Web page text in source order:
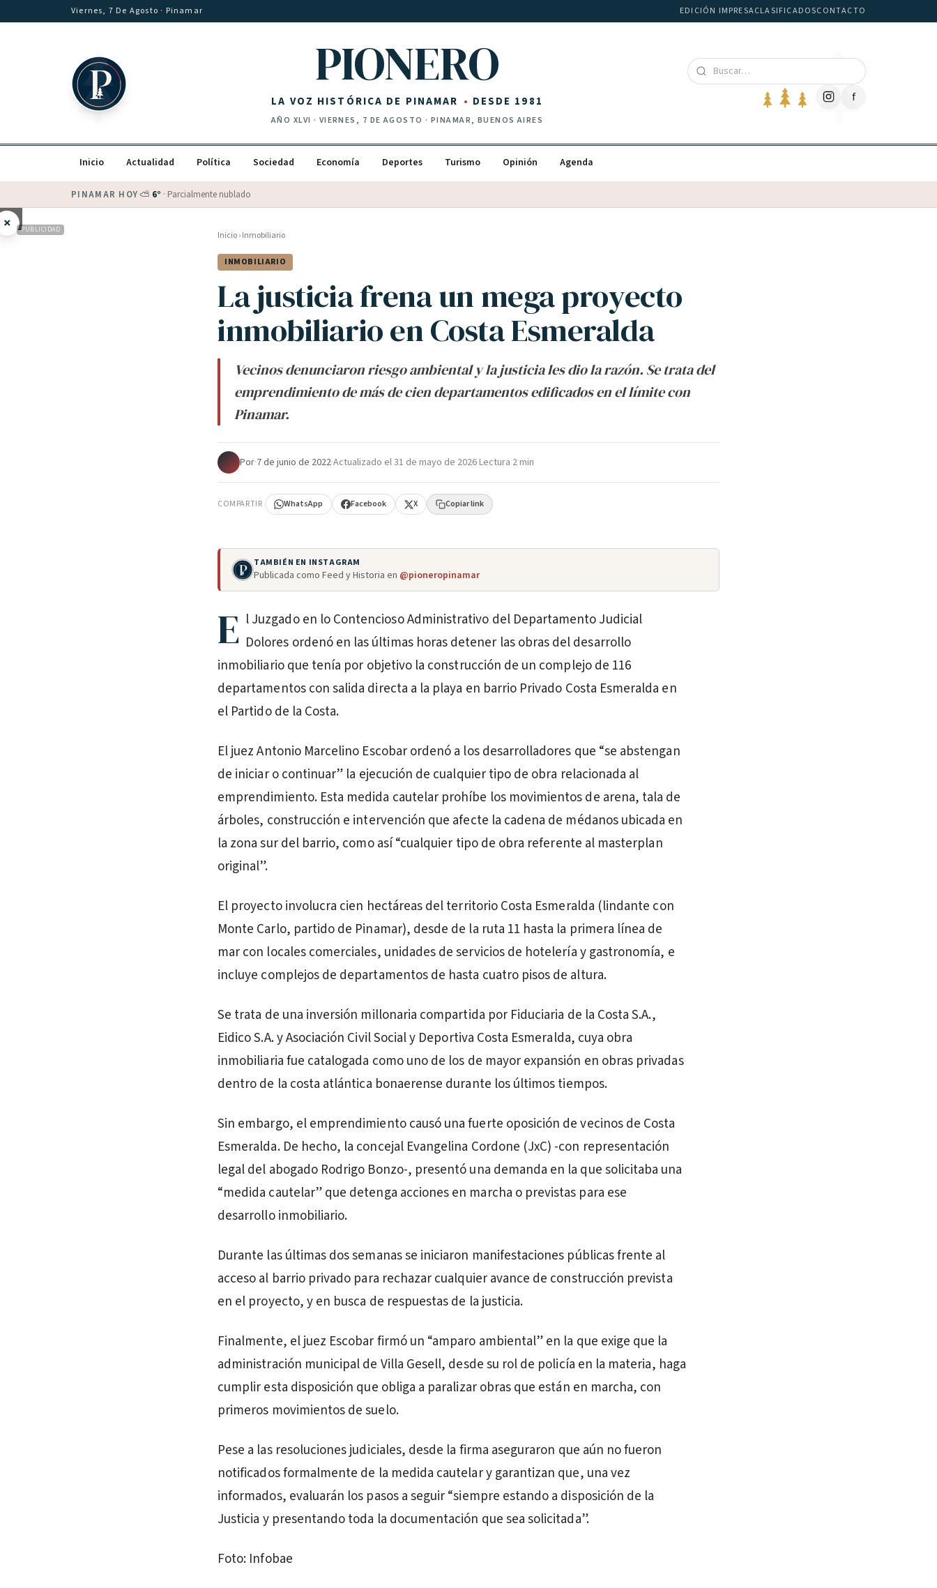
Saltar al contenidoViernes, 7 De Agosto · Pinamar EDICIÓN IMPRESACLASIFICADOSCONTACTO
PIONERO
LA VOZ HISTÓRICA DE PINAMAR DESDE 1981
AÑO XLVI · VIERNES, 7 DE AGOSTO · PINAMAR, BUENOS AIRES
f
Inicio Actualidad Política Sociedad Economía Deportes Turismo Opinión Agenda
PINAMAR HOY·⛅ 6° · Parcialmente nublado
× PUBLICIDAD Inicio›Inmobiliario
INMOBILIARIO
La justicia frena un mega proyecto
inmobiliario en Costa Esmeralda
Vecinos denunciaron riesgo ambiental y la justicia les dio la razón. Se trata del
emprendimiento de más de cien departamentos edificados en el límite con
Pinamar.
Por·7 de junio de 2022·Actualizado el31 de mayo de 2026·Lectura 2 min
COMPARTIR WhatsApp Facebook X Copiar link
TAMBIÉN EN INSTAGRAM
Publicada como Feed y Historia en @pioneropinamar
E l Juzgado en lo Contencioso Administrativo del Departamento Judicial
Dolores ordenó en las últimas horas detener las obras del desarrollo
inmobiliario que tenía por objetivo la construcción de un complejo de 116
departamentos con salida directa a la playa en barrio Privado Costa Esmeralda en
el Partido de la Costa.
El juez Antonio Marcelino Escobar ordenó a los desarrolladores que “se abstengan
de iniciar o continuar” la ejecución de cualquier tipo de obra relacionada al
emprendimiento. Esta medida cautelar prohíbe los movimientos de arena, tala de
árboles, construcción e intervención que afecte la cadena de médanos ubicada en
la zona sur del barrio, como así “cualquier tipo de obra referente al masterplan
original”.
El proyecto involucra cien hectáreas del territorio Costa Esmeralda (lindante con
Monte Carlo, partido de Pinamar), desde de la ruta 11 hasta la primera línea de
mar con locales comerciales, unidades de servicios de hotelería y gastronomía, e
incluye complejos de departamentos de hasta cuatro pisos de altura.
Se trata de una inversión millonaria compartida por Fiduciaria de la Costa S.A.,
Eidico S.A. y Asociación Civil Social y Deportiva Costa Esmeralda, cuya obra
inmobiliaria fue catalogada como uno de los de mayor expansión en obras privadas
dentro de la costa atlántica bonaerense durante los últimos tiempos.
Sin embargo, el emprendimiento causó una fuerte oposición de vecinos de Costa
Esmeralda. De hecho, la concejal Evangelina Cordone (JxC) -con representación
legal del abogado Rodrigo Bonzo-, presentó una demanda en la que solicitaba una
“medida cautelar” que detenga acciones en marcha o previstas para ese
desarrollo inmobiliario.
Durante las últimas dos semanas se iniciaron manifestaciones públicas frente al
acceso al barrio privado para rechazar cualquier avance de construcción prevista
en el proyecto, y en busca de respuestas de la justicia.
Finalmente, el juez Escobar firmó un “amparo ambiental” en la que exige que la
administración municipal de Villa Gesell, desde su rol de policía en la materia, haga
cumplir esta disposición que obliga a paralizar obras que están en marcha, con
primeros movimientos de suelo.
Pese a las resoluciones judiciales, desde la firma aseguraron que aún no fueron
notificados formalmente de la medida cautelar y garantizan que, una vez
informados, evaluarán los pasos a seguir “siempre estando a disposición de la
Justicia y presentando toda la documentación que sea solicitada”.
Foto: Infobae